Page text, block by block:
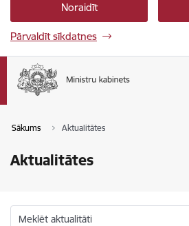
Noraidīt
Pārvaldīt sīkdatnes
Sākums Aktualitātes
Aktualitātes
Meklēt aktualitāti